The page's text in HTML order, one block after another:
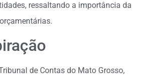
ressaltando a importância da
de Contas do Mato Grosso,